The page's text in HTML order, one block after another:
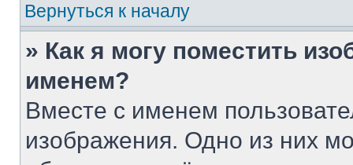
Вернуться к началу
» Как я могу поместить
именем?
Вместе с именем
изображения. Одно из них